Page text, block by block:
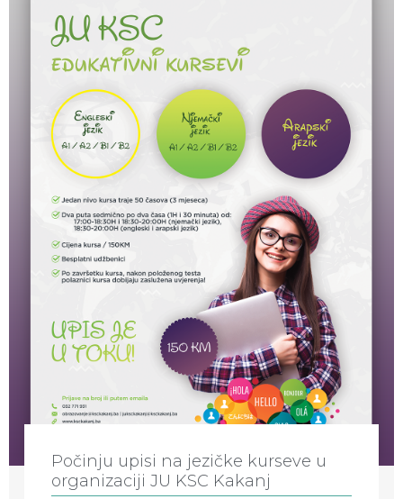
Počinju upisi na jezičke kurseve u
organizaciji JU KSC Kakanj